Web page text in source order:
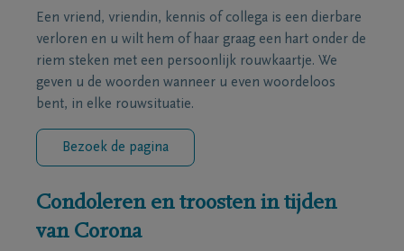
Een vriend, vriendin, kennis of collega is een dierbare
verloren en u wilt hem of haar graag een hart onder de
riem steken met een persoonlijk rouwkaartje. We
geven u de woorden wanneer u even woordeloos
bent, in elke rouwsituatie.
Bezoek de pagina
Condoleren en troosten in tijden
van Corona